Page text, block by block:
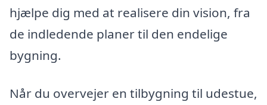
hjælpe dig med at realisere din vision, fra
de indledende planer til den endelige
bygning.
Når du overvejer en tilbygning til udestue,